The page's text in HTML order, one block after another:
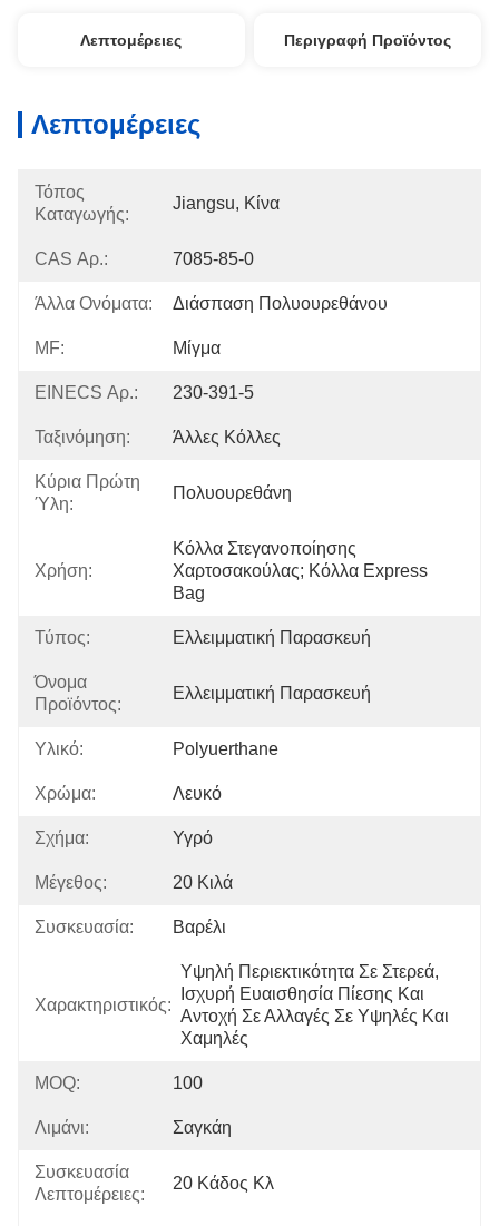
Λεπτομέρειες Περιγραφή Προϊόντος
Λεπτομέρειες
Τόπος
Καταγωγής:
Jiangsu, Κίνα
CAS Αρ.: 7085-85-0
Άλλα Ονόματα: Διάσπαση Πολυουρεθάνου
MF: Μίγμα
EINECS Αρ.: 230-391-5
Ταξινόμηση: Άλλες Κόλλες
Κύρια Πρώτη
Ύλη:
Πολυουρεθάνη
Χρήση:
Κόλλα Στεγανοποίησης
Χαρτοσακούλας; Κόλλα Express
Bag
Τύπος: Ελλειμματική Παρασκευή
Όνομα
Προϊόντος:
Ελλειμματική Παρασκευή
Υλικό: Polyuerthane
Χρώμα: Λευκό
Σχήμα: Υγρό
Μέγεθος: 20 Κιλά
Συσκευασία: Βαρέλι
Χαρακτηριστικός:
Υψηλή Περιεκτικότητα Σε Στερεά,
Ισχυρή Ευαισθησία Πίεσης Και
Αντοχή Σε Αλλαγές Σε Υψηλές Και
Χαμηλές
MOQ: 100
Λιμάνι: Σαγκάη
Συσκευασία
Λεπτομέρειες:
20 Κάδος Κλ